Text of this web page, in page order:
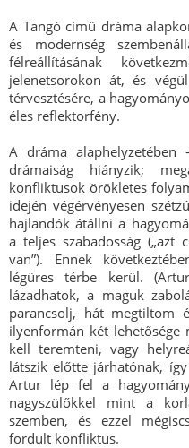
A Tangó című dráma
és modernség
félreállításának
jelenetsorokon át, és
térvesztésére, a
éles reflektorfény.
A dráma
drámaiság hiányzik;
konfliktusok örökletes
idején végérvényesen
hajlandók átállni a
a teljes szabadosság („azt
van”). Ennek
légüres térbe kerül.
lázadhatok, a maguk
parancsolj, hát megtiltom
ilyenformán két lehetősége
kell teremteni, vagy
látszik előtte járhatónak,
Artur lép fel a
nagyszülőkkel mint a
szemben, és ezzel
fordult konfliktus.